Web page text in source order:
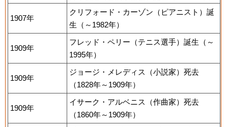
1907年
クリフォード・カーゾン（ピアニスト）誕
生（～1982年）
1909年
フレッド・ペリー（テニス選手）誕生（～
1995年）
1909年
ジョージ・メレディス（小説家）死去
（1828年～1909年）
1909年
イサーク・アルベニス（作曲家）死去
（1860年～1909年）